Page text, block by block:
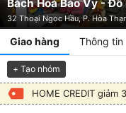
32 Thoại Ngoc Hầu, P. Hòa
Giao hàng Thông tin
+ Tạo nhóm
HOME CREDIT